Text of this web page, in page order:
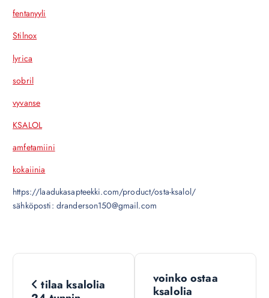
fentanyyli
Stilnox
lyrica
sobril
vyvanse
KSALOL
amfetamiini
kokaiinia
https://laadukasapteekki.com/product/osta-ksalol/
sähköposti: dranderson150@gmail.com
N
tilaa ksalolia
voinko ostaa
ksalolia